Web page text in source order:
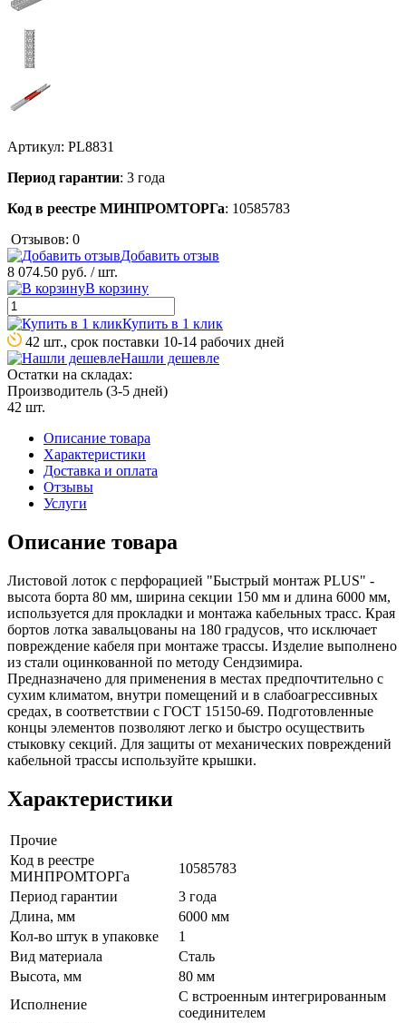
Артикул: PL8831
Период гарантии: 3 года
Код в реестре МИНПРОМТОРГа: 10585783
Отзывов: 0
Добавить отзыв
8 074.50 руб. / шт.
В корзину
Купить в 1 клик
42 шт., срок поставки 10-14 рабочих дней
Нашли дешевле
Остатки на складах:
Производитель (3-5 дней)
42 шт.
Описание товара
Характеристики
Доставка и оплата
Отзывы
Услуги
Описание товара
Листовой лоток с перфорацией "Быстрый монтаж PLUS" -
высота борта 80 мм, ширина секции 150 мм и длина 6000 мм,
используется для прокладки и монтажа кабельных трасс. Края
бортов лотка завальцованы на 180 градусов, что исключает
повреждение кабеля при монтаже трассы. Изделие выполнено
из стали оцинкованной по методу Сендзимира.
Предназначено для применения в местах предпочтительно с
сухим климатом, внутри помещений и в слабоагрессивных
средах, в соответствии с ГОСТ 15150-69. Подготовленные
концы элементов позволяют легко и быстро осуществить
стыковку секций. Для защиты от механических повреждений
кабельной трассы используйте крышки.
Характеристики
Прочие
Код в реестре
МИНПРОМТОРГа
10585783
Период гарантии
3 года
Длина, мм
6000 мм
Кол-во штук в упаковке
1
Вид материала
Сталь
Высота, мм
80 мм
Исполнение
С встроенным интегрированным
соединителем